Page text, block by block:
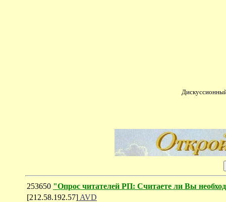
253650 "Опрос читателей РП: Считаете ли Вы
[212.58.192.57] AVD